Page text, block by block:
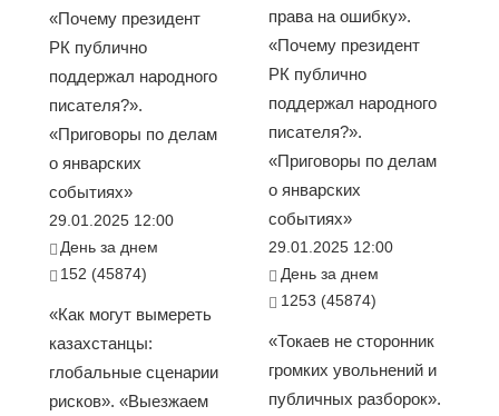
«Почему президент
РК публично
поддержал народного
писателя?».
«Приговоры по делам
о январских
событиях»
29.01.2025 12:00
День за днем
152 (45874)
«Как могут вымереть
казахстанцы:
глобальные сценарии
рисков». «Выезжаем
права на ошибку».
«Почему президент
РК публично
поддержал народного
писателя?».
«Приговоры по делам
о январских
событиях»
29.01.2025 12:00
День за днем
1253 (45874)
«Токаев не сторонник
громких увольнений и
публичных разборок».